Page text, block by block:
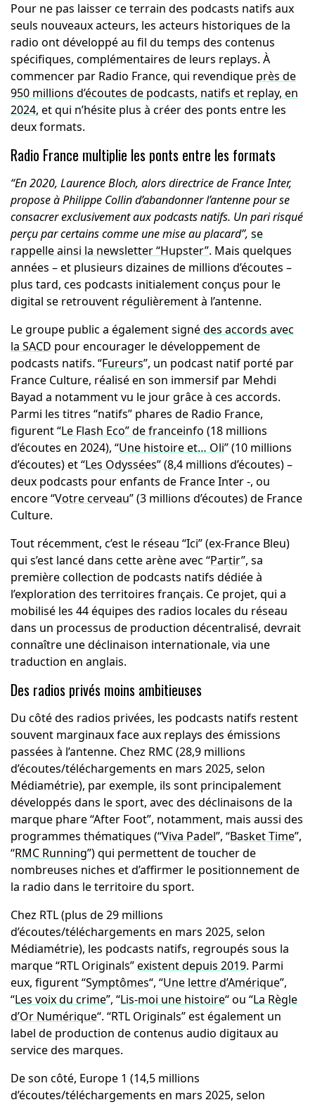
Pour ne pas laisser ce terrain des podcasts natifs aux
seuls nouveaux acteurs, les acteurs historiques de la
radio ont développé au fil du temps des contenus
spécifiques, complémentaires de leurs replays. À
commencer par Radio France, qui revendique près de
950 millions d’écoutes de podcasts, natifs et replay, en
2024, et qui n’hésite plus à créer des ponts entre les
deux formats.
Radio France multiplie les ponts entre les formats
“En 2020, Laurence Bloch, alors directrice de France Inter,
propose à Philippe Collin d’abandonner l’antenne pour se
consacrer exclusivement aux podcasts natifs. Un pari risqué
perçu par certains comme une mise au placard”, se
rappelle ainsi la newsletter “Hupster”. Mais quelques
années – et plusieurs dizaines de millions d’écoutes –
plus tard, ces podcasts initialement conçus pour le
digital se retrouvent régulièrement à l’antenne.
Le groupe public a également signédes accords avec
la SACD pour encourager le développement de
podcasts natifs. “Fureurs”, un podcast natif porté par
France Culture, réalisé en son immersif par Mehdi
Bayad a notamment vu le jour grâce à ces accords.
Parmi les titres “natifs” phares de Radio France,
figurent “Le Flash Eco” de franceinfo (18 millions
d’écoutes en 2024), “Une histoire et… Oli” (10 millions
d’écoutes) et “Les Odyssées” (8,4 millions d’écoutes) –
deux podcasts pour enfants de France Inter -, ou
encore “Votre cerveau” (3 millions d’écoutes) de France
Culture.
Tout récemment, c’est le réseau “Ici” (ex-France Bleu)
qui s’est lancé dans cette arène avec “Partir”, sa
première collection de podcasts natifs dédiée à
l’exploration des territoires français. Ce projet, qui a
mobilisé les 44 équipes des radios locales du réseau
dans un processus de production décentralisé, devrait
connaître une déclinaison internationale, via une
traduction en anglais.
Des radios privés moins ambitieuses
Du côté des radios privées, les podcasts natifs restent
souvent marginaux face aux replays des émissions
passées à l’antenne. Chez RMC (28,9 millions
d’écoutes/téléchargements en mars 2025, selon
Médiamétrie), par exemple, ils sont principalement
développés dans le sport, avec des déclinaisons de la
marque phare “After Foot”, notamment, mais aussi des
programmes thématiques (“Viva Padel”, “Basket Time”,
“RMC Running”) qui permettent de toucher de
nombreuses niches et d’affirmer le positionnement de
la radio dans le territoire du sport.
Chez RTL (plus de 29 millions
d’écoutes/téléchargements en mars 2025, selon
Médiamétrie), les podcasts natifs, regroupés sous la
marque “RTL Originals”existent depuis 2019. Parmi
eux, figurent “Symptômes“, “Une lettre d’Amérique”,
“Les voix du crime”, “Lis-moi une histoire“ ou “La Règle
d’Or Numérique“. “RTL Originals” est également un
label de production de contenus audio digitaux au
service des marques.
De son côté, Europe 1 (14,5 millions
d’écoutes/téléchargements en mars 2025, selon